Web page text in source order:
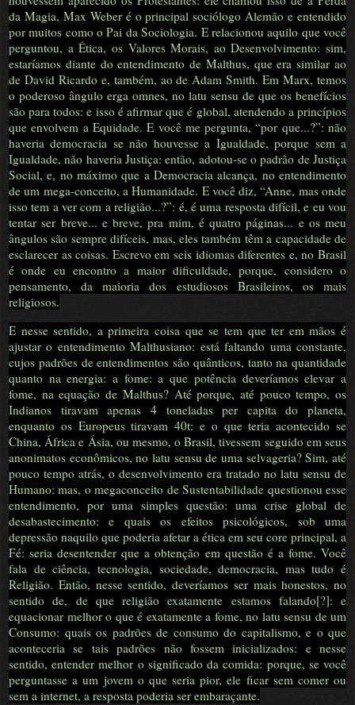
da Magia, Max Weber é o principal sociólogo Alemão e entendido
por muitos como o Pai da Sociologia. E relacionou aquilo que você
perguntou, a Ética, os Valores Morais, ao Desenvolvimento: sim,
estaríamos diante do entendimento de Malthus, que era similar ao
de David Ricardo e, também, ao de Adam Smith. Em Marx, temos
o poderoso ângulo erga omnes, no latu sensu de que os benefícios
são para todos: e isso é afirmar que é global, atendendo a princípios
que envolvem a Equidade. E você me pergunta, “por que...?”: não
haveria democracia se não houvesse a Igualdade, porque sem a
Igualdade, não haveria Justiça: então, adotou-se o padrão de Justiça
Social, e, no máximo que a Democracia alcança, no entendimento
de um mega-conceito, a Humanidade. E você diz, “Anne, mas onde
isso tem a ver com a religião...?”: é, é uma resposta difícil, e eu vou
tentar ser breve... e breve, pra mim, é quatro páginas... e os meu
ângulos são sempre difíceis, mas, eles também têm a capacidade de
esclarecer as coisas. Escrevo em seis idiomas diferentes e, no Brasil
é onde eu encontro a maior dificuldade, porque, considero o
pensamento, da maioria dos estudiosos Brasileiros, os mais
religiosos.
E nesse sentido, a primeira coisa que se tem que ter em mãos é
ajustar o entendimento Malthusiano: está faltando uma constante,
cujos padrões de entendimentos são quânticos, tanto na quantidade
quanto na energia: a fome: a que potência deveríamos elevar a
fome, na equação de Malthus? Até porque, até pouco tempo, os
Indianos tiravam apenas 4 toneladas per capita do planeta,
enquanto os Europeus tiravam 40t: e o que teria acontecido se
China, África e Ásia, ou mesmo, o Brasil, tivessem seguido em seus
anonimatos econômicos, no latu sensu de uma selvageria? Sim, até
pouco tempo atrás, o desenvolvimento era tratado no latu sensu de
Humano: mas, o megaconceito de Sustentabilidade questionou esse
entendimento, por uma simples questão: uma crise global de
desabastecimento: e quais os efeitos psicológicos, sob uma
depressão naquilo que poderia afetar a ética em seu core principal, a
Fé: seria desentender que a obtenção em questão é a fome. Você
fala de ciência, tecnologia, sociedade, democracia, mas tudo é
Religião. Então, nesse sentido, deveríamos ser mais honestos, no
sentido de, de que religião exatamente estamos falando[?]: e
equacionar melhor o que é exatamente a fome, no latu sensu de um
Consumo: quais os padrões de consumo do capitalismo, e o que
aconteceria se tais padrões não fossem inicializados: e nesse
sentido, entender melhor o significado da comida: porque, se você
perguntasse a um jovem o que seria pior, ele ficar sem comer ou
sem a internet, a resposta poderia ser embaraçante.